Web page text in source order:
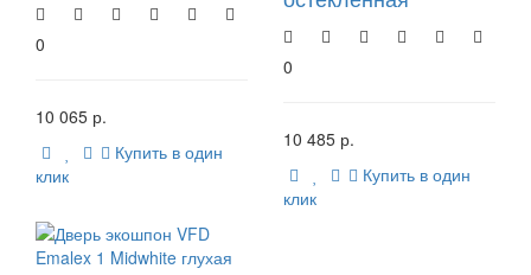
0
10 065 р.
Купить в один
клик
0
10 485 р.
Купить в один
клик